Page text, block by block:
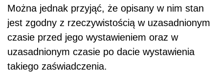
Można jednak przyjąć, że opisany w nim stan
jest zgodny z rzeczywistością w uzasadnionym
czasie przed jego wystawieniem oraz w
uzasadnionym czasie po dacie wystawienia
takiego zaświadczenia.